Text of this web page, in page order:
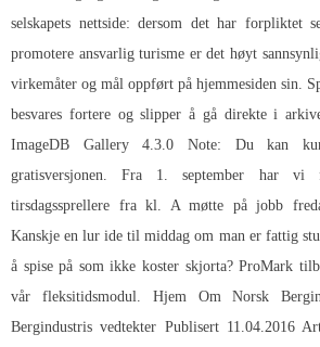
selskapets nettside: dersom det har forpliktet
promotere ansvarlig turisme er det høyt
virkemåter og mål oppført på hjemmesiden sin.
besvares fortere og slipper å gå direkte i
ImageDB Gallery 4.3.0 Note: Du kan
gratisversjonen. Fra 1. september har vi
tirsdagssprellere fra kl. A møtte på jobb
Kanskje en lur ide til middag om man er fattig
å spise på som ikke koster skjorta? ProMark
vår fleksitidsmodul. Hjem Om Norsk
Bergindustris vedtekter Publisert 11.04.2016